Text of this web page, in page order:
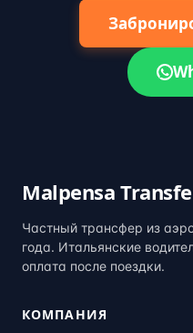
Malpensa
Частный трансфер из
года. Итальянские
оплата после поездки.
КОМПАНИЯ